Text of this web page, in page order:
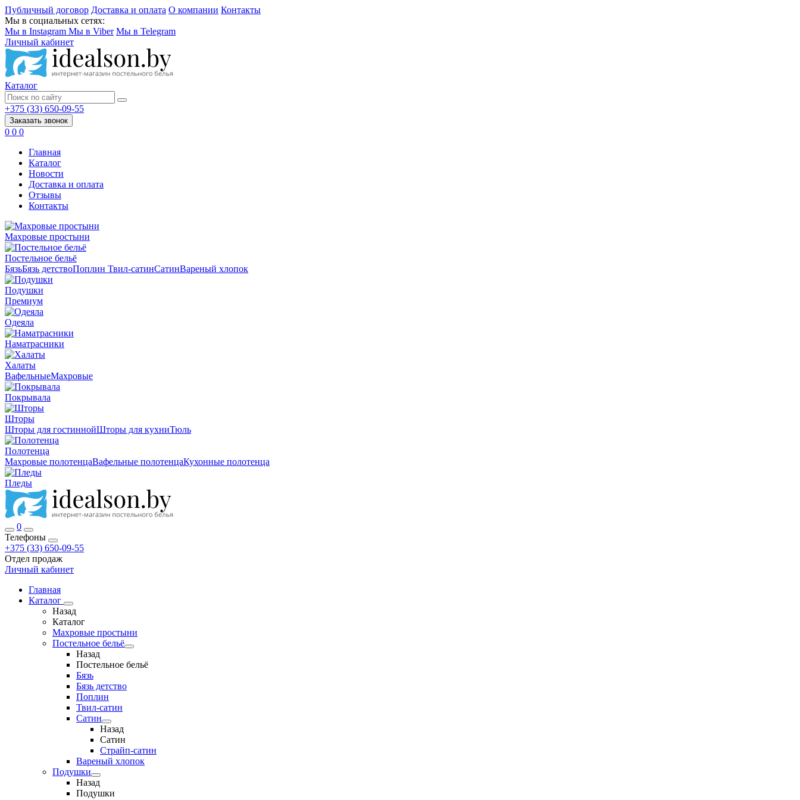
Публичный договор Доставка и оплата О компании Контакты
Мы в социальных сетях:
Мы в Instagram Мы в Viber Мы в Telegram
Личный кабинет
Каталог
+375 (33) 650-09-55
Заказать звонок
0 0 0
Главная
Каталог
Новости
Доставка и оплата
Отзывы
Контакты
Махровые простыни
Постельное бельё
БязьБязь детствоПоплин Твил-сатинСатинВареный хлопок
Подушки
Премиум
Одеяла
Наматрасники
Халаты
ВафельныеМахровые
Покрывала
Шторы
Шторы для гостиннойШторы для кухниТюль
Полотенца
Махровые полотенцаВафельные полотенцаКухонные полотенца
Пледы
0
Телефоны
+375 (33) 650-09-55
Отдел продаж
Личный кабинет
Главная
Каталог
Назад
Каталог
Махровые простыни
Постельное бельё
Назад
Постельное бельё
Бязь
Бязь детство
Поплин
Твил-сатин
Сатин
Назад
Сатин
Страйп-сатин
Вареный хлопок
Подушки
Назад
Подушки